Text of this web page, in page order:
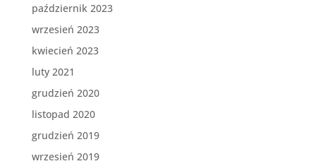
październik 2023
wrzesień 2023
kwiecień 2023
luty 2021
grudzień 2020
listopad 2020
grudzień 2019
wrzesień 2019